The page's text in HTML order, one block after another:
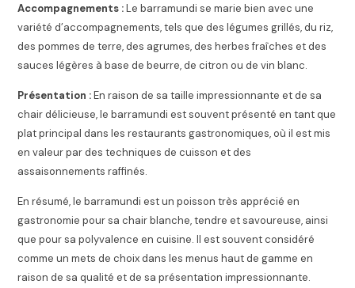
Accompagnements :Le barramundi se marie bien avec une
variété d’accompagnements, tels que des légumes grillés, du riz,
des pommes de terre, des agrumes, des herbes fraîches et des
sauces légères à base de beurre, de citron ou de vin blanc.
Présentation :En raison de sa taille impressionnante et de sa
chair délicieuse, le barramundi est souvent présenté en tant que
plat principal dans les restaurants gastronomiques, où il est mis
en valeur par des techniques de cuisson et des
assaisonnements raffinés.
En résumé, le barramundi est un poisson très apprécié en
gastronomie pour sa chair blanche, tendre et savoureuse, ainsi
que pour sa polyvalence en cuisine. Il est souvent considéré
comme un mets de choix dans les menus haut de gamme en
raison de sa qualité et de sa présentation impressionnante.